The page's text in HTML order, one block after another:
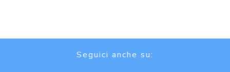
Seguici anche su: